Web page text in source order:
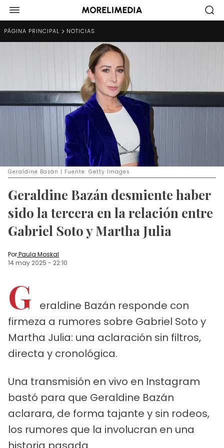
PÁGINA PRINCIPAL NOTICIAS
Geraldine Bazán | Fuente: Getty Images
Geraldine Bazán desmiente haber
sido la tercera en la relación entre
Gabriel Soto y Martha Julia
PorPaula Moskal
14 may 2025 - 22:10
G
eraldine Bazán responde con
firmeza a rumores sobre Gabriel Soto y
Martha Julia: una aclaración sin filtros,
directa y cronológica.
Una transmisión en vivo en Instagram
bastó para que Geraldine Bazán
aclarara, de forma tajante y sin rodeos,
los rumores que la involucran en una